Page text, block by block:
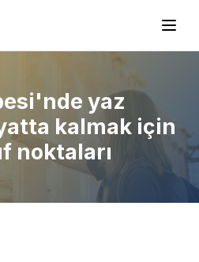
yaz
kalmak için
noktaları